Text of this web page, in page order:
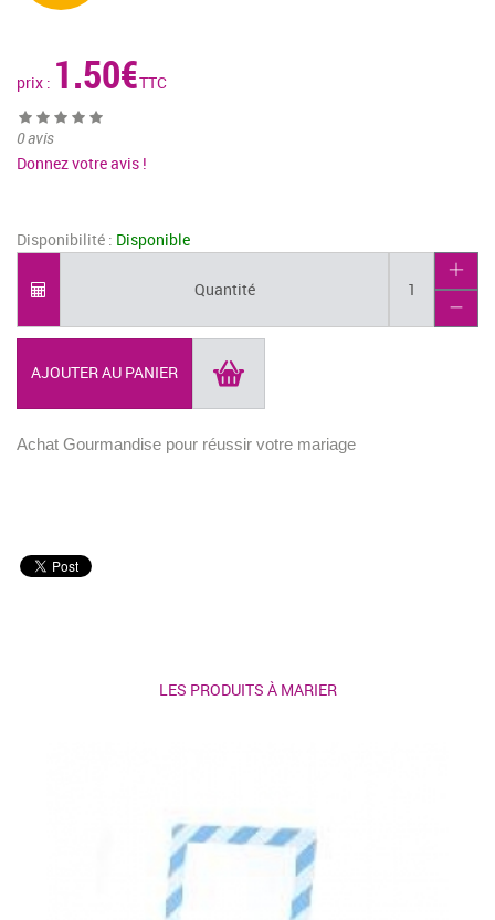
prix : 1.50€TTC
0 avis
Donnez votre avis !
Disponibilité : Disponible
Quantité 1
AJOUTER AU PANIER
Achat Gourmandise pour réussir votre mariage
LES PRODUITS À MARIER